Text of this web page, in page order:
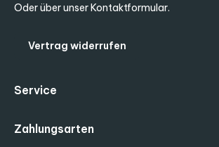
Oder über unserKontaktformular.
Vertrag widerrufen
Service
Zahlungsarten